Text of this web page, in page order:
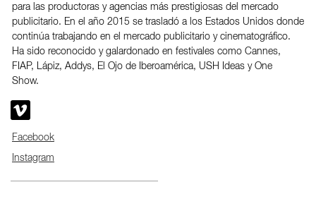
para las productoras y agencias más prestigiosas del mercado
publicitario. En el año 2015 se trasladó a los Estados Unidos donde
continúa trabajando en el mercado publicitario y cinematográfico.
Ha sido reconocido y galardonado en festivales como Cannes,
FIAP, Lápiz, Addys, El Ojo de Iberoamérica, USH Ideas y One
Show.

Facebook
Instagram